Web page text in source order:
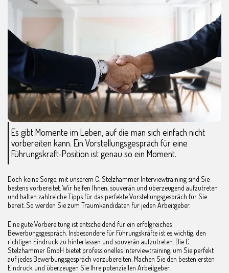
Es gibt Momente im Leben, auf die man sich einfach nicht
vorbereiten kann. Ein Vorstellungsgespräch für eine
Führungskraft-Position ist genau so ein Moment.
Doch keine Sorge, mit unserem C. Stelzhammer Interviewtraining sind Sie
bestens vorbereitet. Wir helfen Ihnen, souverän und überzeugend aufzutreten
und halten zahlreiche Tipps für das perfekte Vorstellungsgespräch für Sie
bereit. So werden Sie zum Traumkandidaten für jeden Arbeitgeber.
Eine gute Vorbereitung ist entscheidend für ein erfolgreiches
Bewerbungsgespräch. Insbesondere für Führungskräfte ist es wichtig, den
richtigen Eindruck zu hinterlassen und souverän aufzutreten. Die C.
Stelzhammer GmbH bietet professionelles Interviewtraining, um Sie perfekt
auf jedes Bewerbungsgespräch vorzubereiten. Machen Sie den besten ersten
Eindruck und überzeugen Sie Ihre potenziellen Arbeitgeber.